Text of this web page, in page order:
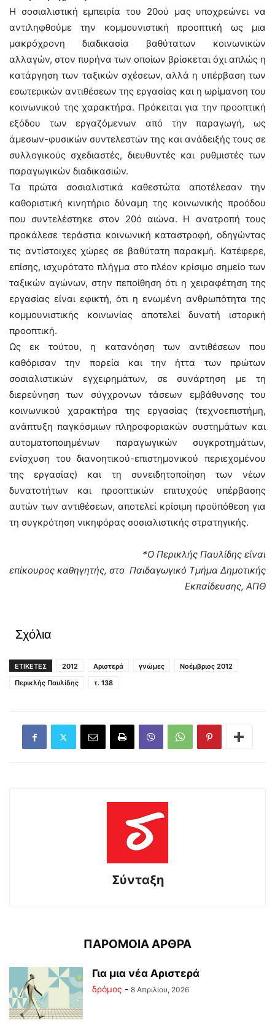
Η σοσιαλιστική εμπειρία του 20ού μας υποχρεώνει να
αντιληφθούμε την κομμουνιστική προοπτική ως μια
μακρόχρονη διαδικασία βαθύτατων κοινωνικών
αλλαγών, στον πυρήνα των οποίων βρίσκεται όχι απλώς η
κατάργηση των ταξικών σχέσεων, αλλά η υπέρβαση των
εσωτερικών αντιθέσεων της εργασίας και η ωρίμανση του
κοινωνικού της χαρακτήρα. Πρόκειται για την προοπτική
εξόδου των εργαζόμενων από την παραγωγή, ως
άμεσων-φυσικών συντελεστών της και ανάδειξής τους σε
συλλογικούς σχεδιαστές, διευθυντές και ρυθμιστές των
παραγωγικών διαδικασιών.
Τα πρώτα σοσιαλιστικά καθεστώτα αποτέλεσαν την
καθοριστική κινητήριο δύναμη της κοινωνικής προόδου
που συντελέστηκε στον 20ό αιώνα. Η ανατροπή τους
προκάλεσε τεράστια κοινωνική καταστροφή, οδηγώντας
τις αντίστοιχες χώρες σε βαθύτατη παρακμή. Κατέφερε,
επίσης, ισχυρότατο πλήγμα στο πλέον κρίσιμο σημείο των
ταξικών αγώνων, στην πεποίθηση ότι η χειραφέτηση της
εργασίας είναι εφικτή, ότι η ενωμένη ανθρωπότητα της
κομμουνιστικής κοινωνίας αποτελεί δυνατή ιστορική
προοπτική.
Ως εκ τούτου, η κατανόηση των αντιθέσεων που
καθόρισαν την πορεία και την ήττα των πρώτων
σοσιαλιστικών εγχειρημάτων, σε συνάρτηση με τη
διερεύνηση των σύγχρονων τάσεων εμβάθυνσης του
κοινωνικού χαρακτήρα της εργασίας (τεχνοεπιστήμη,
ανάπτυξη παγκόσμιων πληροφοριακών συστημάτων και
αυτοματοποιημένων παραγωγικών συγκροτημάτων,
ενίσχυση του διανοητικού-επιστημονικού περιεχομένου
της εργασίας) και τη συνειδητοποίηση των νέων
δυνατοτήτων και προοπτικών επιτυχούς υπέρβασης
αυτών των αντιθέσεων, αποτελεί κρίσιμη προϋπόθεση για
τη συγκρότηση νικηφόρας σοσιαλιστικής στρατηγικής.
*Ο Περικλής Παυλίδης είναι
επίκουρος καθηγητής, στο Παιδαγωγικό Τμήμα Δημοτικής
Εκπαίδευσης, ΑΠΘ
Σχόλια
ΕΤΙΚΕΤΕΣ 2012 Αριστερά γνώμες
Νοέμβριος 2012
Περικλής Παυλίδης
τ. 138
Σύνταξη
ΠΑΡΟΜΟΙΑ ΑΡΘΡΑ
Για μια νέα Αριστερά
δρόμος - 8 Απριλίου, 2026